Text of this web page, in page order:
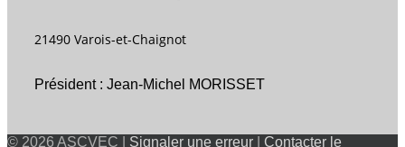
21490 Varois-et-Chaignot
Président : Jean-Michel MORISSET
© 2026 ASCVEC | Signaler une erreur Contacter le